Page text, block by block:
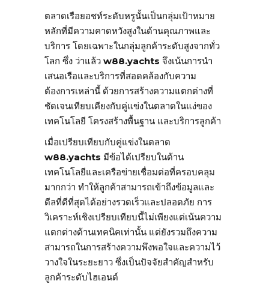
ตลาดเรือยอชท์ระดับหรูนั้นเป็นกลุ่มเป้าหมาย
หลักที่มีความคาดหวังสูงในด้านคุณภาพและ
บริการ โดยเฉพาะในกลุ่มลูกค้าระดับสูงจากทั่ว
โลก ซึ่ง ว่าแล้ว w88.yachts จึงเน้นการนำ
เสนอเรือและบริการที่สอดคล้องกับความ
ต้องการเหล่านี้ ด้วยการสร้างความแตกต่างที่
ชัดเจนเทียบเคียงกับคู่แข่งในตลาดในแง่ของ
เทคโนโลยี โครงสร้างพื้นฐาน และบริการลูกค้า
เมื่อเปรียบเทียบกับคู่แข่งในตลาด
w88.yachts มีข้อได้เปรียบในด้าน
เทคโนโลยีและเครือข่ายเชื่อมต่อที่ครอบคลุม
มากกว่า ทำให้ลูกค้าสามารถเข้าถึงข้อมูลและ
ดีลที่ดีที่สุดได้อย่างรวดเร็วและปลอดภัย การ
วิเคราะห์เชิงเปรียบเทียบนี้ไม่เพียงแต่เน้นความ
แตกต่างด้านเทคนิคเท่านั้น แต่ยังรวมถึงความ
สามารถในการสร้างความพึงพอใจและความไว้
วางใจในระยะยาว ซึ่งเป็นปัจจัยสำคัญสำหรับ
ลูกค้าระดับไฮเอนด์